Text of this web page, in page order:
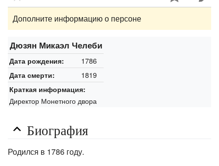
Дополните информацию о персоне
Дюзян Микаэл Челеби
Дата рождения: 1786
Дата смерти: 1819
Краткая информация:
Директор Монетного двора
Биография
Родился в 1786 году.